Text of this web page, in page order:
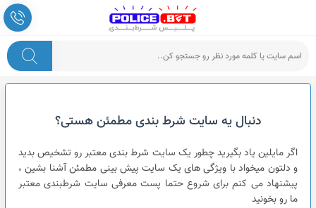
دنبال یه سایت شرط بندی مطمئن هستی؟
اگر مایلین یاد بگیرید چطور یک سایت شرط بندی معتبر رو تشخیص بدید
و دلتون میخواد با ویژگی های یک سایت پیش بینی مطمئن آشنا بشین ،
پیشنهاد می کنم برای شروع حتما پست معرفی سایت شرطبندی معتبر
ما رو بخونید